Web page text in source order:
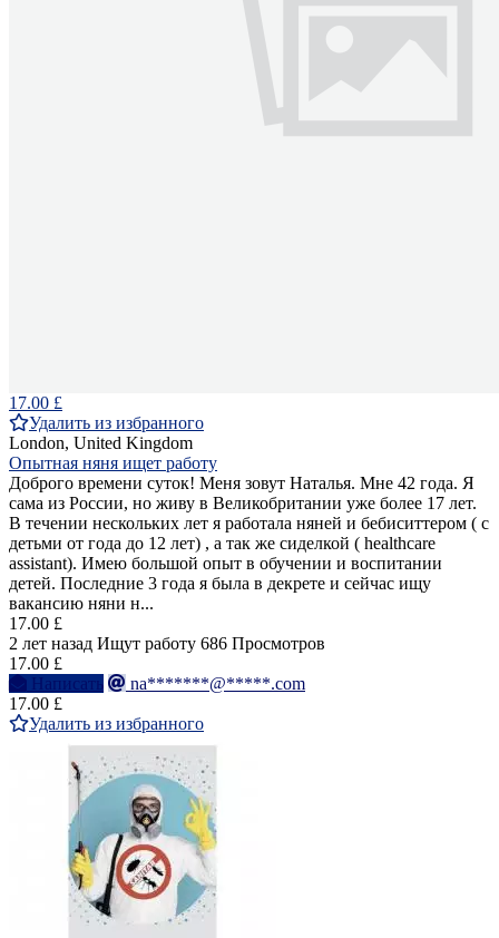
17.00 £
Удалить из избранного
London, United Kingdom
Опытная няня ищет работу
Доброго времени суток! Меня зовут Наталья. Мне 42 года. Я
сама из России, но живу в Великобритании уже более 17 лет.
В течении нескольких лет я работала няней и бебиситтером ( с
детьми от года до 12 лет) , а так же сиделкой ( healthcare
assistant). Имею большой опыт в обучении и воспитании
детей. Последние 3 года я была в декрете и сейчас ищу
вакансию няни н...
17.00 £
2 лет назад Ищут работу 686 Просмотров
17.00 £
Написать
na*******@*****.com
17.00 £
Удалить из избранного